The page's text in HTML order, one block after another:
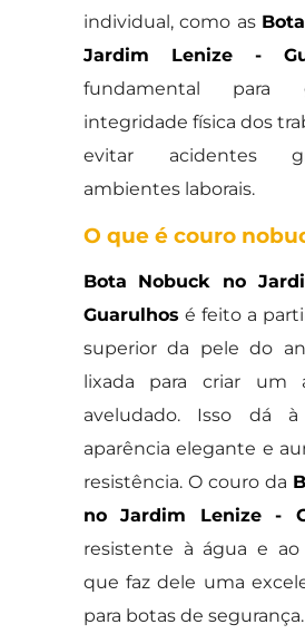
individual, como as
Jardim Lenize -
fundamental para
integridade física dos
evitar acidentes
ambientes laborais.
O que é couro
Bota Nobuck no
Guarulhos é feito a
superior da pele do
lixada para criar um
aveludado. Isso dá
aparência elegante e
resistência. O couro da
no Jardim Lenize -
resistente à água e ao
que faz dele uma
para botas de segurança.